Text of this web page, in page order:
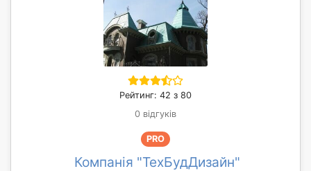
Рейтинг: 42 з 80
0 відгуків
PRO
Компанія "ТехБудДизайн"